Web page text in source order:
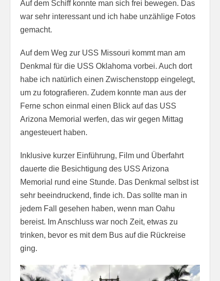
Auf dem Schiff konnte man sich frei bewegen. Das
war sehr interessant und ich habe unzählige Fotos
gemacht.
Auf dem Weg zur USS Missouri kommt man am
Denkmal für die USS Oklahoma vorbei. Auch dort
habe ich natürlich einen Zwischenstopp eingelegt,
um zu fotografieren. Zudem konnte man aus der
Ferne schon einmal einen Blick auf das USS
Arizona Memorial werfen, das wir gegen Mittag
angesteuert haben.
Inklusive kurzer Einführung, Film und Überfahrt
dauerte die Besichtigung des USS Arizona
Memorial rund eine Stunde. Das Denkmal selbst ist
sehr beeindruckend, finde ich. Das sollte man in
jedem Fall gesehen haben, wenn man Oahu
bereist. Im Anschluss war noch Zeit, etwas zu
trinken, bevor es mit dem Bus auf die Rückreise
ging.